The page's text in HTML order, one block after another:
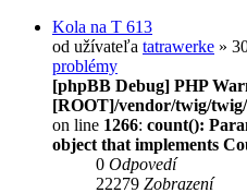
Kola na T 613
od užívateľa tatrawerke »
problémy
[phpBB Debug] PHP
[ROOT]/vendor/twig/
on line 1266: count():
object that implements
0 Odpovedí
22279 Zobrazení